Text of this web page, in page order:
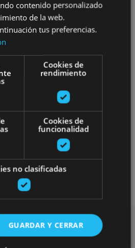
centros expositivos
auditiva
cognitiva
física
visual
contenido personalizado
de la web.
tus preferencias.
Cookies de
rendimiento
Cookies de
funcionalidad
no clasificadas
GUARDAR Y CERRAR